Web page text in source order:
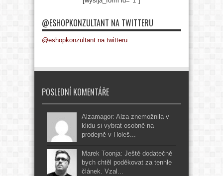
@ESHOPKONZULTANT NA TWITTERU
@eshopkonzultant na twitteru
POSLEDNÍ KOMENTÁŘE
Alzamagor: Alza znemožnila v
klidu si vybrat osobně na
prodejně v Holeš...
Marek Toonja: Ještě dodatečně
bych chtěl poděkovat za tenhle
článek. Vzal...